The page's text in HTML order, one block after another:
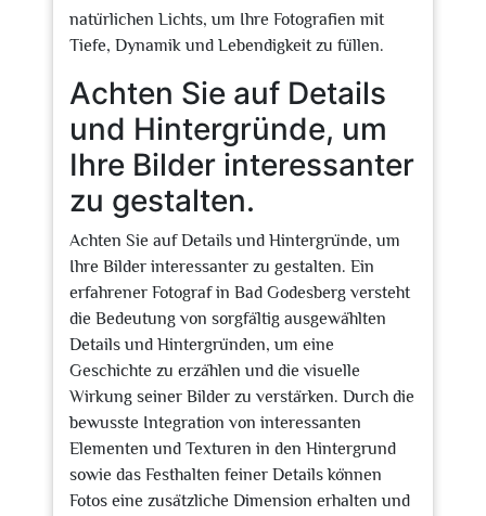
natürlichen Lichts, um Ihre Fotografien mit
Tiefe, Dynamik und Lebendigkeit zu füllen.
Achten Sie auf Details
und Hintergründe, um
Ihre Bilder interessanter
zu gestalten.
Achten Sie auf Details und Hintergründe, um
Ihre Bilder interessanter zu gestalten. Ein
erfahrener Fotograf in Bad Godesberg versteht
die Bedeutung von sorgfältig ausgewählten
Details und Hintergründen, um eine
Geschichte zu erzählen und die visuelle
Wirkung seiner Bilder zu verstärken. Durch die
bewusste Integration von interessanten
Elementen und Texturen in den Hintergrund
sowie das Festhalten feiner Details können
Fotos eine zusätzliche Dimension erhalten und